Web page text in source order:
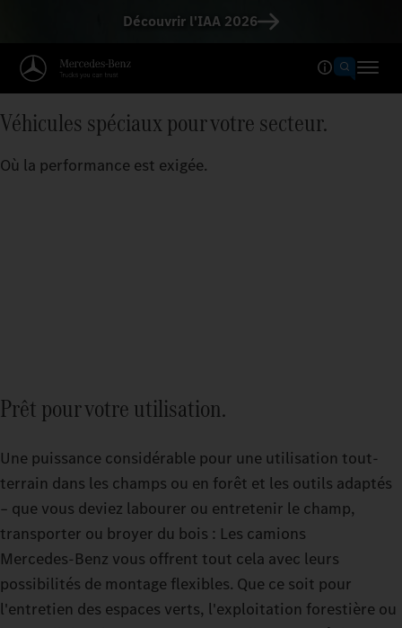
Découvrir l'IAA 2026
Véhicules spéciaux pour votre secteur.
Où la performance est exigée.
Prêt pour votre utilisation.
Une puissance considérable pour une utilisation tout-
terrain dans les champs ou en forêt et les outils adaptés
– que vous deviez labourer ou entretenir le champ,
transporter ou broyer du bois : Les camions
Mercedes‑Benz vous offrent tout cela avec leurs
possibilités de montage flexibles. Que ce soit pour
l'entretien des espaces verts, l'exploitation forestière ou